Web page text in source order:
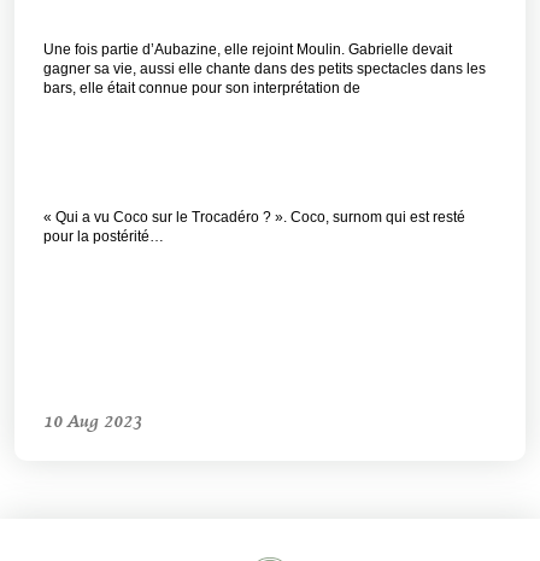
Une fois partie d’Aubazine, elle rejoint Moulin. Gabrielle devait
gagner sa vie, aussi elle chante dans des petits spectacles dans les
bars, elle était connue pour son interprétation de
« Qui a vu Coco sur le Trocadéro ? ». Coco, surnom qui est resté
pour la postérité…
10 Aug 2023